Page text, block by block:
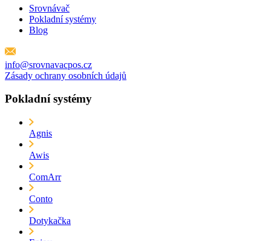
Srovnávač
Pokladní systémy
Blog
info@srovnavacpos.cz
Zásady ochrany osobních údajů
Pokladní systémy
Agnis
Awis
ComArr
Conto
Dotykačka